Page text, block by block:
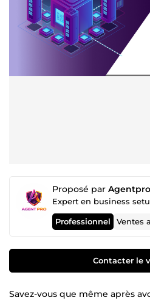
Proposé par Agentpro
Expert en business
Professionnel Ventes
Contacter le
Savez-vous que même après